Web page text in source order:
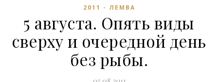
2011 - ЛЕМВА
5 августа. Опять виды
сверху и очередной день
без рыбы.